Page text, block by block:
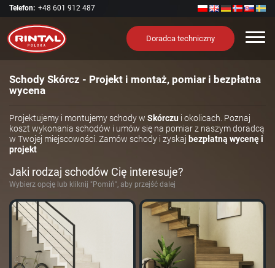
Telefon: +48 601 912 487
Doradca techniczny
Schody Skórcz - Projekt i montaż, pomiar i bezpłatna
wycena
Projektujemy i montujemy schody w Skórczu i okolicach. Poznaj
koszt wykonania schodów i umów się na pomiar z naszym doradcą
w Twojej miejscowości. Zamów schody i zyskaj bezpłatną wycenę i
projekt
Jaki rodzaj schodów Cię interesuje?
Wybierz opcję lub kliknij "Pomiń", aby przejść dalej